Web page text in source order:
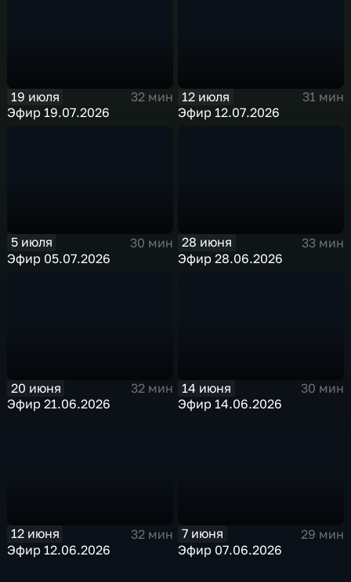
19 июля
32 мин
Эфир 19.07.2026
12 июля
31 мин
Эфир 12.07.2026
5 июля
30 мин
Эфир 05.07.2026
28 июня
33 мин
Эфир 28.06.2026
20 июня
32 мин
Эфир 21.06.2026
14 июня
30 мин
Эфир 14.06.2026
12 июня
32 мин
Эфир 12.06.2026
7 июня
29 мин
Эфир 07.06.2026